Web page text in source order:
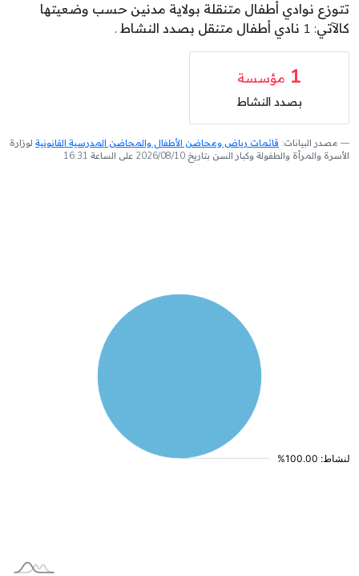
تتوزع نوادي أطفال متنقلة بولاية مدنين حسب وضعيتها
كالآتي: 1 نادي أطفال متنقل بصدد النشاط .
1 مؤسسة
بصدد النشاط
مصدر البيانات: قائمات رياض ومحاضن الأطفال والمحاضن المدرسية القانونية لوزارة
الأسرة والمرأة والطفولة وكبار السن بتاريخ 2026/08/10 على الساعة 16:31